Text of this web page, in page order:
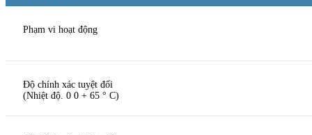
Phạm vi hoạt động
Độ chính xác tuyệt đối
(Nhiệt độ. 0 0 + 65 ° C)